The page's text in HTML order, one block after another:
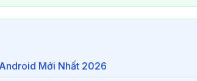
Mới Nhất 2026